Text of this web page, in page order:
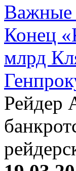
Важные
Конец
млрд
Рейдер